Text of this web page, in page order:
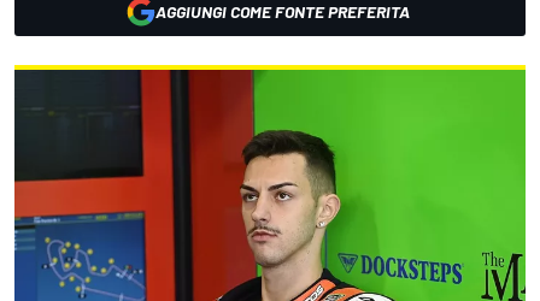
AGGIUNGI COME FONTE PREFERITA